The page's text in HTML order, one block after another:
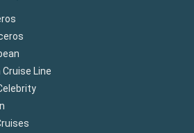
Cruise Line